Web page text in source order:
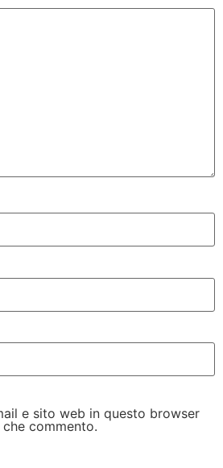
e sito web in questo browser
commento.